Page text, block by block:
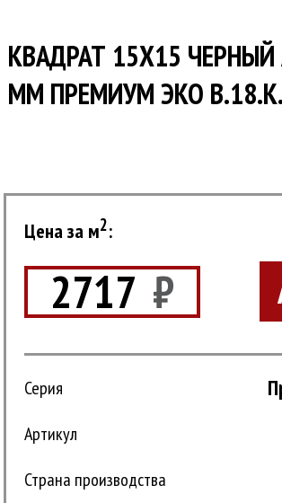
КВАДРАТ 15Х15 ЧЕРНЫЙ
ММ ПРЕМИУМ ЭКО
Цена за м2:
2717 ₽
Серия
Артикул
Страна производства